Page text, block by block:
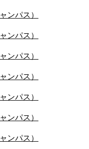
ンパス）
ンパス）
ンパス）
ンパス）
ンパス）
ンパス）
ンパス）
역” 도보 약 12분